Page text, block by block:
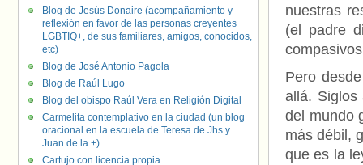
nuestras
(el padre
Pero
allá. Siglos
del mundo
más débil,
que es la
Blog de Jesús Donaire (acompañamiento y
reflexión en favor de las personas creyentes
LGBTIQ+, de sus familiares, amigos, conocidos,
etc)
Blog de José Antonio Pagola
Blog de Raúl Lugo
Blog del obispo Raúl Vera en Religión Digital
Carmelita contemplativo en la ciudad (un blog
oracional en la escuela de Teresa de Jhs y
Juan de la +)
Cartujo con licencia propia